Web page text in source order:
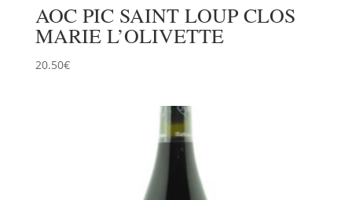
AOC PIC SAINT LOUP CLOS
MARIE L’OLIVETTE
20.50€